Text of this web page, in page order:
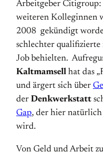
Arbeitgeber Citigroup:
weiteren Kolleginnen
2008 gekündigt
schlechter
Job behielten.
Kaltmamsell hat das
und ärgert sich über
der Denkwerkstatt
Gap, der hier natürlich
wird.
Von Geld und Arbeit